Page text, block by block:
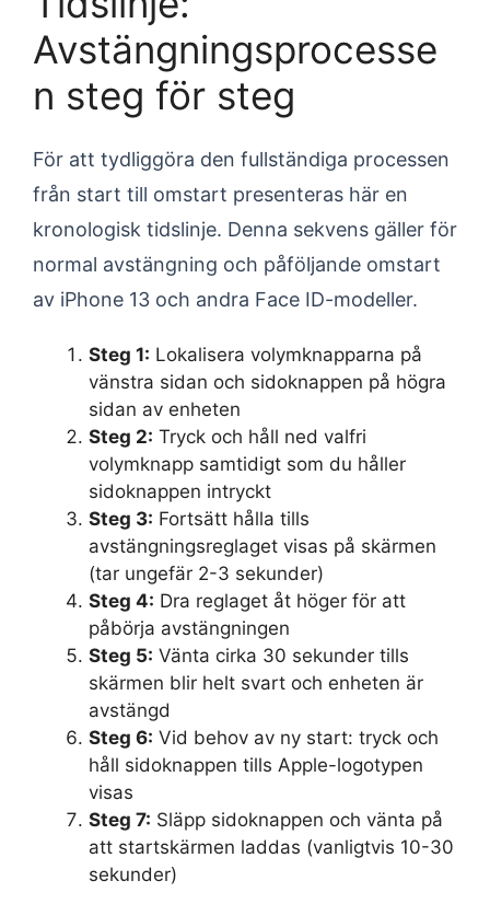
Avstängningsprocesse
n steg för steg
För att tydliggöra den fullständiga processen
från start till omstart presenteras här en
kronologisk tidslinje. Denna sekvens gäller för
normal avstängning och påföljande omstart
av iPhone 13 och andra Face ID-modeller.
Steg 1: Lokalisera volymknapparna på
vänstra sidan och sidoknappen på högra
sidan av enheten
Steg 2: Tryck och håll ned valfri
volymknapp samtidigt som du håller
sidoknappen intryckt
Steg 3: Fortsätt hålla tills
avstängningsreglaget visas på skärmen
(tar ungefär 2-3 sekunder)
Steg 4: Dra reglaget åt höger för att
påbörja avstängningen
Steg 5: Vänta cirka 30 sekunder tills
skärmen blir helt svart och enheten är
avstängd
Steg 6: Vid behov av ny start: tryck och
håll sidoknappen tills Apple-logotypen
visas
Steg 7: Släpp sidoknappen och vänta på
att startskärmen laddas (vanligtvis 10-30
sekunder)